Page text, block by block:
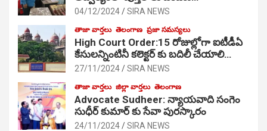
04/12/2024 SIRA NEWS
తాజా వార్తలు తెలంగాణ ప్రజా సమస్యలు
High Court Order:15 రోజుల్లోగా ఐటీడీఏ
కేసులన్నింటినీ కలెక్టర్ కు బదిలీ చేయాలి…
27/11/2024 SIRA NEWS
తాజా వార్తలు జిల్లా వార్తలు తెలంగాణ
Advocate Sudheer: న్యాయవాది సంగెం
సుధీర్ కుమార్ కు సేవా పురస్కారం
24/11/2024 SIRA NEWS